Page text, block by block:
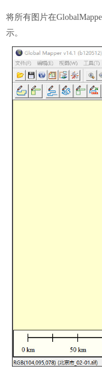
将所有图片在
示。